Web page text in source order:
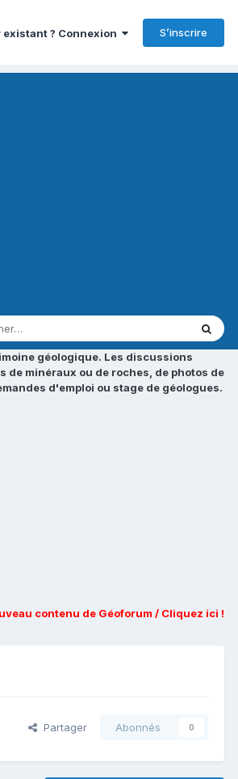
? Connexion S’inscrire
géologique. Les discussions
minéraux ou de roches, de photos de
d'emploi ou stage de géologues.
contenu de Géoforum / Cliquez ici !
Partager Abonnés 0